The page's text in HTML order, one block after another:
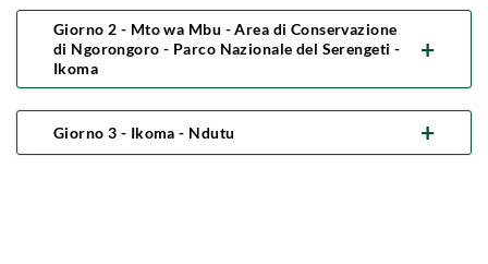
Giorno 2 - Mto wa Mbu - Area di Conservazione
di Ngorongoro - Parco Nazionale del Serengeti -
Ikoma
Giorno 3 - Ikoma - Ndutu